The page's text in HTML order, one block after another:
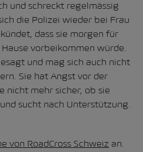
und schreckt regelmässig
die Polizei wieder bei Frau
dass sie morgen für
vorbeikommen würde.
und mag sich auch nicht
Sie hat Angst vor der
nicht mehr sicher, ob sie
sucht nach Unterstützung.
von RoadCross Schweiz an.